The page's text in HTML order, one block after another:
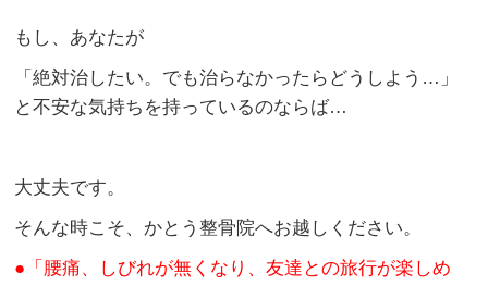
もし、あなたが
「絶対治したい。でも治らなかったらどうしよう…」
と不安な気持ちを持っているのならば…
大丈夫です。
そんな時こそ、かとう整骨院へお越しください。
●「腰痛、しびれが無くなり、友達との旅行が楽しめ